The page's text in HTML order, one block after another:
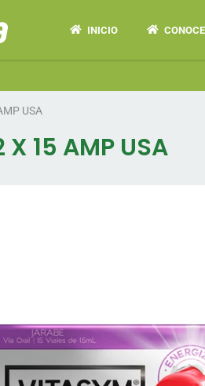
INICIO
USA
X 15 AMP USA